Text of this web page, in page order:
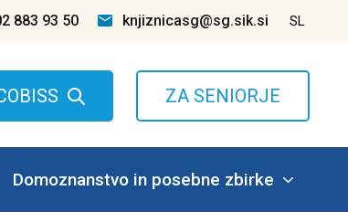
883 93 50 knjiznicasg@sg.sik.si SL
ZA SENIORJE
Domoznanstvo in posebne zbirke